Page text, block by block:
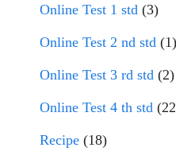
Online Test 1 std (3)
Online Test 2 nd std (1)
Online Test 3 rd std (2)
Online Test 4 th std
Recipe (18)